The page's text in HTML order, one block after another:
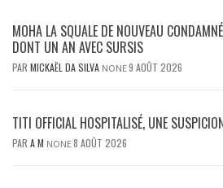
MOHA LA SQUALE DE NOUVEAU
DONT UN AN AVEC SURSIS
PAR MICKAËL DA SILVA NONE9 AOÛT 2026
TITI OFFICIAL HOSPITALISÉ, UNE
PAR A M NONE8 AOÛT 2026